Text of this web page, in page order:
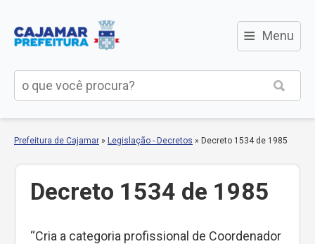
≡ Menu
Prefeitura de Cajamar » Legislação - Decretos » Decreto 1534 de 1985
Decreto 1534 de 1985
“Cria a categoria profissional de Coordenador